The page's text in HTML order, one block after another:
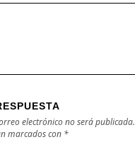
electrónico no será publicada.
marcados con *